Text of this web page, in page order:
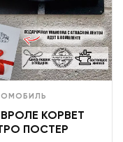
КОРВЕТ
ПОСТЕР